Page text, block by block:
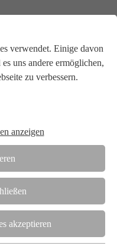
verwendet. Einige davon
uns andere ermöglichen,
zu verbessern.
anzeigen
akzeptieren
in enger
Wirtschaft.
Prüf-, Inspektions- und
Mitarbeiter:innen